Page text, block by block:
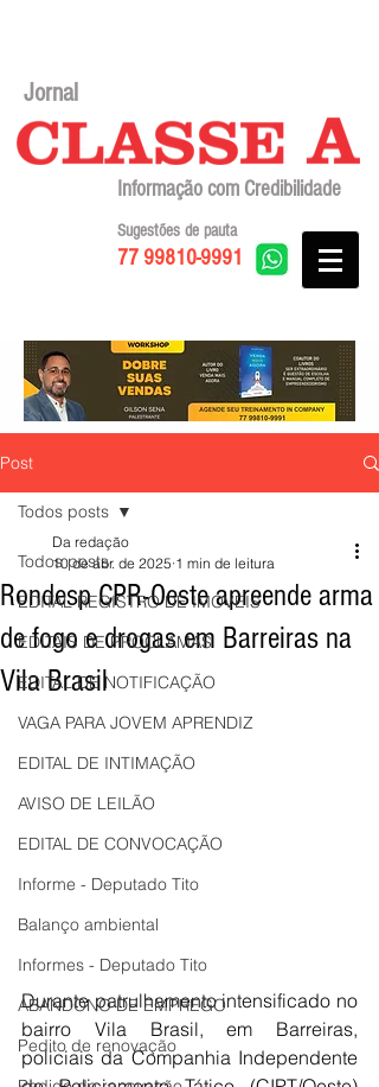
Jornal
Informação com Credibilidade
77 99810-9991
Sugestões de pauta
Post
Todos posts
EDITAL REGISTRO DE IMÓVEIS
EDITAIS DE PROCLAMAS
EDITAL DE NOTIFICAÇÃO
VAGA PARA JOVEM APRENDIZ
EDITAL DE INTIMAÇÃO
AVISO DE LEILÃO
EDITAL DE CONVOCAÇÃO
Informe - Deputado Tito
Balanço ambiental
Informes - Deputado Tito
ABANDONO DE EMPREGO
Pedito de renovação
Todos posts
Rondesp CPR-Oeste apreende arma
de fogo e drogas em Barreiras na
Vila Brasil
Da redação
10 de abr. de 2025 1 min de leitura
Durante patrulhamento intensificado no
bairro Vila Brasil, em Barreiras,
policiais da Companhia Independente